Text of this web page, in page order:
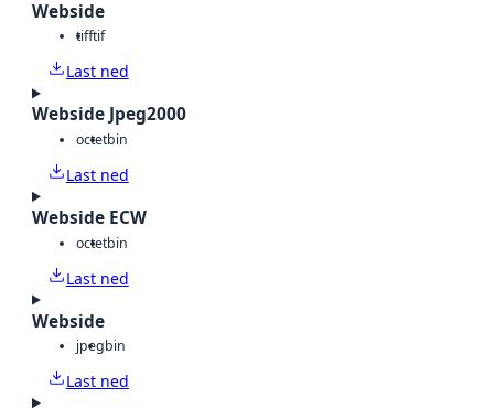
Webside
tifftif
Last ned
Webside Jpeg2000
octetbin
Last ned
Webside ECW
octetbin
Last ned
Webside
jpegbin
Last ned